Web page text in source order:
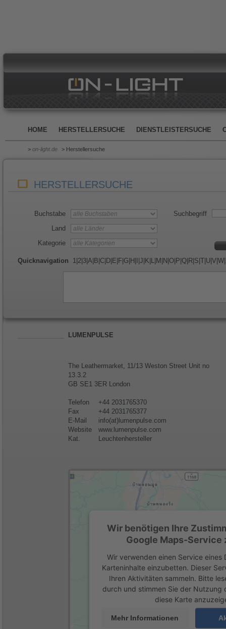
HOME HERSTELLERSUCHE DIENSTLEISTERSUCHE
> on-light.de > Herstellersuche
HERSTELLERSUCHE
Buchstabe
Land
Kategorie
Suchbegriff
Quicknavigation 1 2 3 A B C D E F G H J K L M N O P Q R S T U V W
LUMENPULSE
The Leathermarket, 11/13 Weston Street Unit no
13.3.2
GB SE1 3ER London
Telefon
+44 2031765370
Fax
+44 2031765377
E-Mail
info(at)lumenpulse.com
Website
www.lumenpulse.com
Kat.
Leuchtenhersteller
Wir benötigen Ihre
Google Maps-Service
Wir verwenden einen Service eines
Karteninhalte einzubetten. Dieser
Ihren Aktivitäten sammeln. Bitte
durch und stimmen Sie der Nutzung
diese Karte
Mehr Informationen